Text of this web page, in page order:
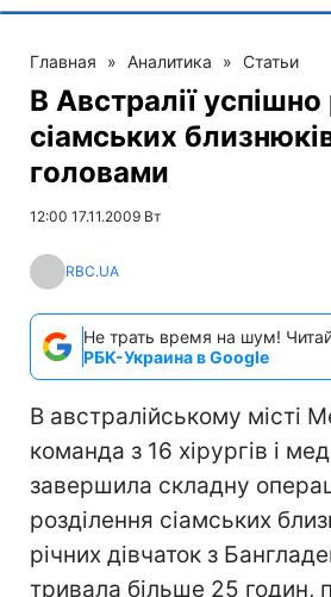
Главная » Аналитика » Статьи
В Австралії
сіамських
головами
12:00 17.11.2009 Вт
RBC.UA
Не трать время на шум!
РБК-Украина в Google
В австралійському місті
команда з 16 хірургів і
завершила складну
розділення сіамських
річних дівчаток з
тривала більше 25 годин,